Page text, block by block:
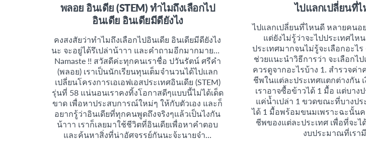
พลอย อินเดีย (STEM) ทำไมถึงเลือกไป
อินเดีย อินเดียมีดียังไง
คงสงสัยว่าทำไมถึงเลือกไปอินเดีย อินเดียมีดียังไง
นะ จะอยู่ได้รึเปล่าน้าาา และคำถามอีกมากมาย…
Namaste !! สวัสดีค่ะทุกคนเราชื่อ ปวันรัตน์ ศรีคำ
(พลอย) เราเป็นนักเรียนทุนเต็มจำนวนได้ไปแลก
เปลี่ยนโครงการเอเอฟเอสประเทศอินเดีย (STEM)
รุ่นที่ 58 แน่นอนเราคงทิ้งโอกาสดีๆแบบนี้ไม่ได้เด็ด
ขาด เพื่อหาประสบการณ์ใหม่ๆ ให้กับตัวเอง และก็
อยากรู้ว่าอินเดียที่ทุกคนพูดถึงจริงๆแล้วเป็นไงกัน
น้าาา เราก็เลยมาใช้ชีวิตที่อินเดียเพื่อหาคำตอบ
และค้นหาสิ่งที่น่าอัศจรรย์กันนะจ้ะนายจ๋า…
ไปแลกเปลี่ยนที่
ไปแลกเปลี่ยนที่ไหนดี หลายคนอ
แต่ยังไม่รู้ว่าจะไปประเทศไห
ประเทศมากจนไม่รู้จะเลือกอะไร
ช่วยแนะนำวิธีการว่า จะเลือกไ
ควรดูจากอะไรบ้าง 1. สำรวจค่
ชีพในแต่ละประเทศแตกต่างกัน
เราอาจซื้อข้าวได้ 1 มื้อ แต่บาง
แค่น้ำเปล่า 1 ขวดขณะที่บางปร
ได้ 1 มื้อพร้อมขนมเพราะฉะนั้น
ชีพของแต่ละประเทศ เพื่อที่จะไ
งบประมาณที่เรา